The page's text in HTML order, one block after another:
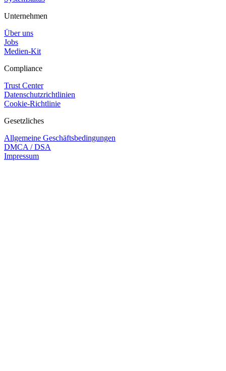
Unternehmen
Über uns
Jobs
Medien-Kit
Compliance
Trust Center
Datenschutzrichtlinien
Cookie-Richtlinie
Gesetzliches
Allgemeine Geschäftsbedingungen
DMCA / DSA
Impressum